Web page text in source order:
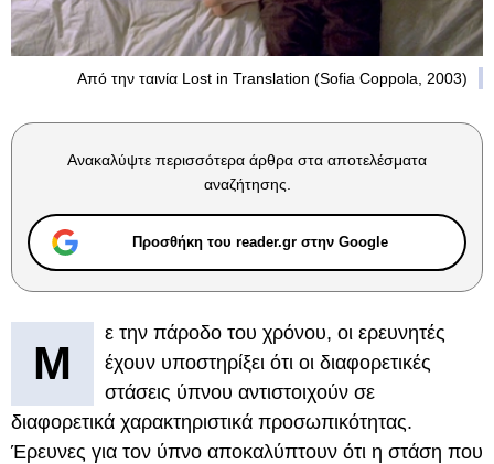
Από την ταινία Lost in Translation (Sofia Coppola, 2003)
Ανακαλύψτε περισσότερα άρθρα στα αποτελέσματα
αναζήτησης.
Προσθήκη του reader.gr στην Google
Μ
ε την πάροδο του χρόνου, οι ερευνητές
έχουν υποστηρίξει ότι οι διαφορετικές
στάσεις ύπνου αντιστοιχούν σε
διαφορετικά χαρακτηριστικά προσωπικότητας.
Έρευνες για τον ύπνο αποκαλύπτουν ότι η στάση που